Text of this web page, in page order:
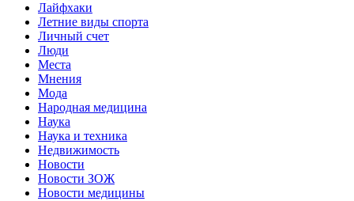
Лайфхаки
Летние виды спорта
Личный счет
Люди
Места
Мнения
Мода
Народная медицина
Наука
Наука и техника
Недвижимость
Новости
Новости ЗОЖ
Новости медицины